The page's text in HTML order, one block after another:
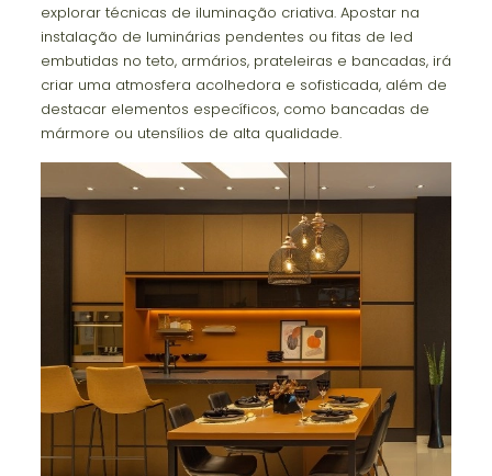
explorar técnicas de iluminação criativa. Apostar na
instalação de luminárias pendentes ou fitas de led
embutidas no teto, armários, prateleiras e bancadas, irá
criar uma atmosfera acolhedora e sofisticada, além de
destacar elementos específicos, como bancadas de
mármore ou utensílios de alta qualidade.